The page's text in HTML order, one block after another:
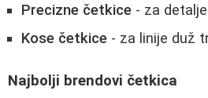
Precizne četkice - za
Kose četkice - za linije duž
Najbolji brendovi četkica